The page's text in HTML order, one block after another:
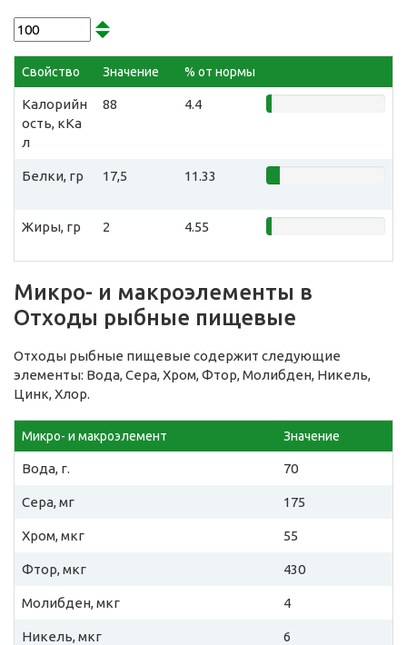
Свойство Значение % от нормы
Калорийн
ость, кКа
л
88 4.4
Белки, гр 17,5 11.33
Жиры, гр 2 4.55
Микро- и макроэлементы в
Отходы рыбные пищевые
Отходы рыбные пищевые содержит следующие
элементы: Вода, Сера, Хром, Фтор, Молибден, Никель,
Цинк, Хлор.
Микро- и макроэлемент Значение
Вода, г. 70
Сера, мг 175
Хром, мкг 55
Фтор, мкг 430
Молибден, мкг 4
Никель, мкг 6